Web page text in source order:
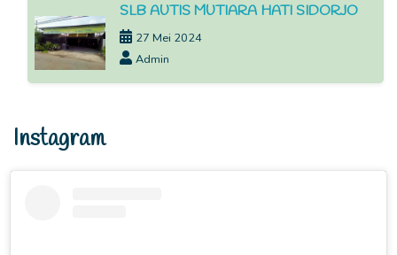
SLB AUTIS MUTIARA HATI SIDORJO
27 Mei 2024
Admin
Instagram